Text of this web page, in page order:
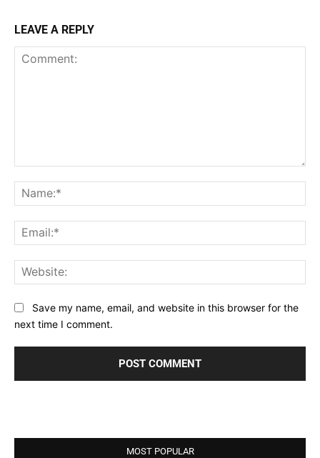
LEAVE A REPLY
Save my name, email, and website in this browser for the
next time I comment.
MOST POPULAR